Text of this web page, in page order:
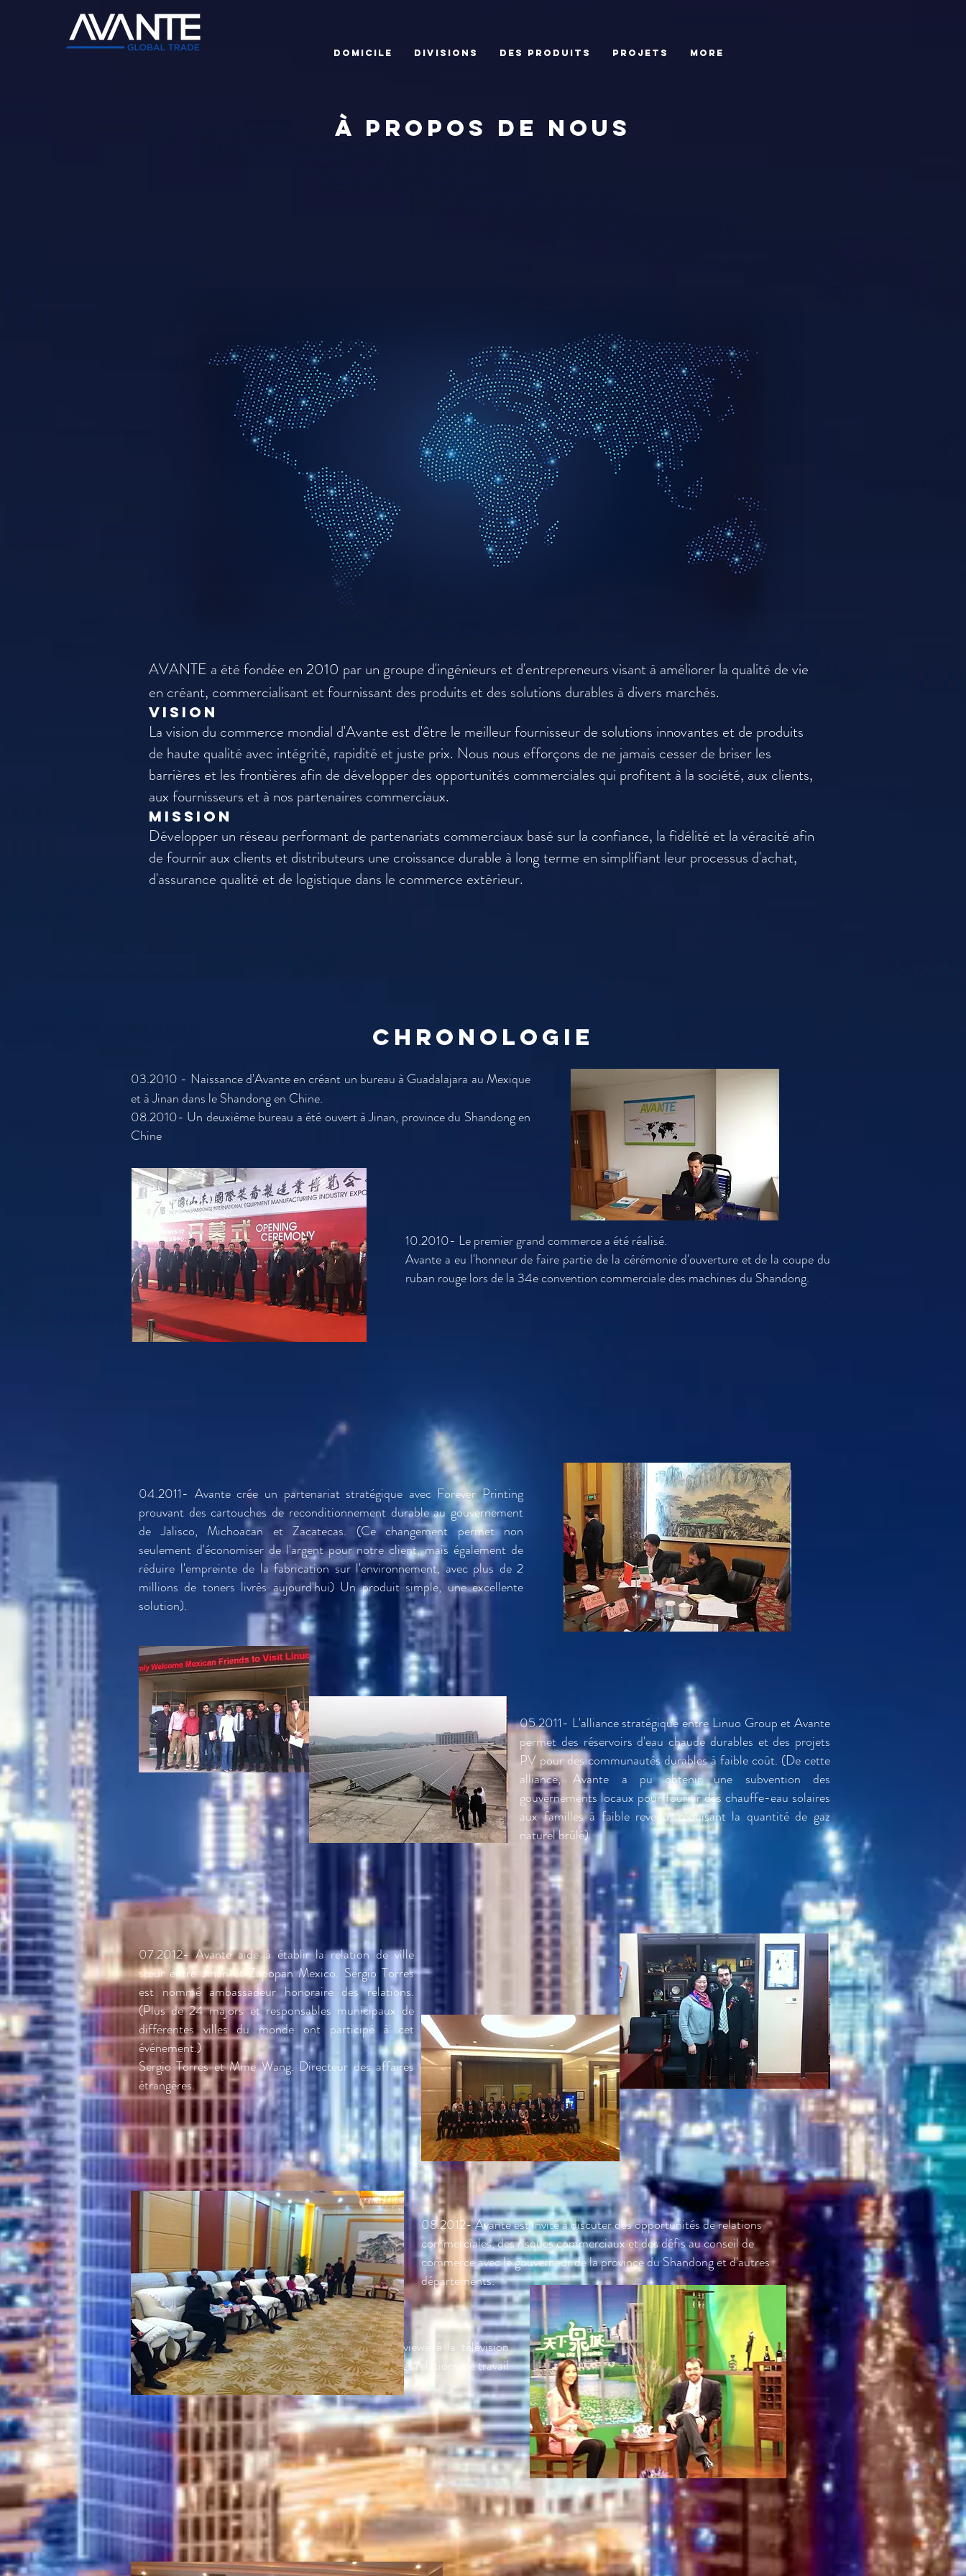
DOMICILE DIVISIONS DES PRODUITS PROJETS More
à propos de nous
AVANTE a été fondée en 2010 par un groupe d'ingénieurs et d'entrepreneurs visant à améliorer la qualité de vie
en créant, commercialisant et fournissant des produits et des solutions durables à divers marchés.
VISION
La vision du commerce mondial d'Avante est d'être le meilleur fournisseur de solutions innovantes et de produits
de haute qualité avec intégrité, rapidité et juste prix. Nous nous efforçons de ne jamais cesser de briser les
barrières et les frontières afin de développer des opportunités commerciales qui profitent à la société, aux clients,
aux fournisseurs et à nos partenaires commerciaux.
MISSION
Développer un réseau performant de partenariats commerciaux basé sur la confiance, la fidélité et la véracité afin
de fournir aux clients et distributeurs une croissance durable à long terme en simplifiant leur processus d'achat,
d'assurance qualité et de logistique dans le commerce extérieur.
03.2010 - Naissance d'Avante en créant un bureau à Guadalajara au Mexique
et à Jinan dans le Shandong en Chine.
08.2010- Un deuxième bureau a été ouvert à Jinan, province du Shandong en
Chine
10.2010- Le premier grand commerce a été réalisé.
Avante a eu l'honneur de faire partie de la cérémonie d'ouverture et de la coupe du
ruban rouge lors de la 34e convention commerciale des machines du Shandong.
CHRONOLOGIE
04.2011- Avante crée un partenariat stratégique avec Forever Printing
prouvant des cartouches de reconditionnement durable au gouvernement
de Jalisco, Michoacan et Zacatecas. (Ce changement permet non
seulement d'économiser de l'argent pour notre client, mais également de
réduire l'empreinte de la fabrication sur l'environnement, avec plus de 2
millions de toners livrés aujourd'hui) Un produit simple, une excellente
solution).
05.2011- L'alliance stratégique entre Linuo Group et Avante
permet des réservoirs d'eau chaude durables et des projets
PV pour des communautés durables à faible coût. (De cette
alliance, Avante a pu obtenir une subvention des
gouvernements locaux pour fournir des chauffe-eau solaires
aux familles à faible revenu, réduisant la quantité de gaz
naturel brûlé)
07.2012- Avante aide à établir la relation de ville
sœur entre Jinan et Zapopan Mexico. Sergio Torres
est nommé ambassadeur honoraire des relations.
(Plus de 24 majors et responsables municipaux de
différentes villes du monde ont participé à cet
événement.)
Sergio Torres et Mme Wang. Directeur des affaires
étrangères.
08.2012- Avante est invité à discuter des opportunités de relations
commerciales, des risques commerciaux et des défis au conseil de
commerce avec le gouverneur de la province du Shandong et d'autres
départements.
08.2012- Sergio Alejandro Torres est interviewé à la télévision
nationale pour discuter du plan d'Avante et des relations de travail
entre la Chine et les autres nations.